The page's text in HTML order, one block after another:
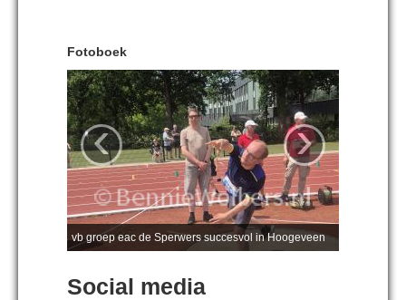
Fotoboek
vb groep eac de Sperwers succesvol in Hoogeveen
‹ ›
Social media